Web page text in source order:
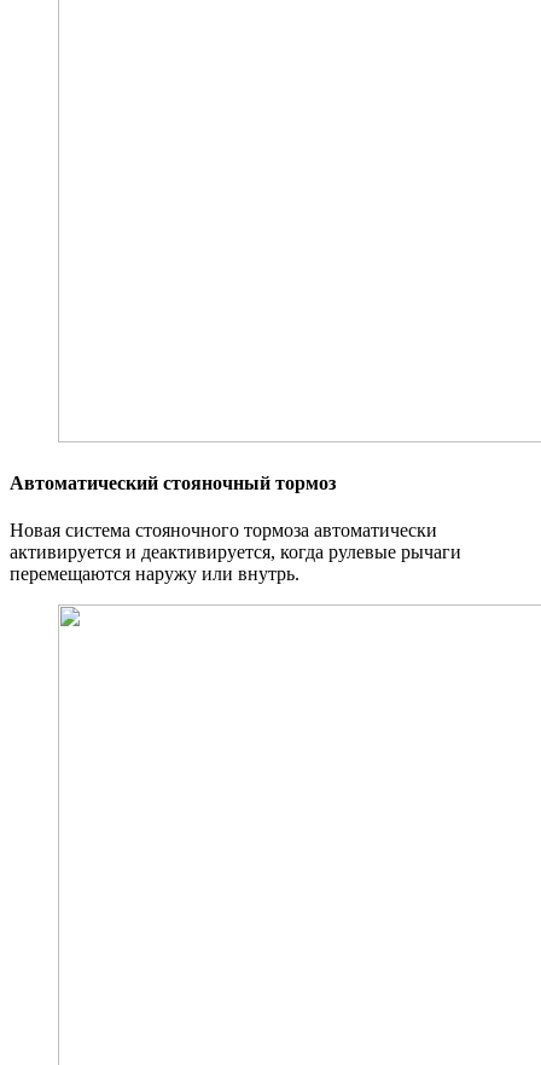
Автоматический стояночный тормоз
Новая система стояночного тормоза автоматически
активируется и деактивируется, когда рулевые рычаги
перемещаются наружу или внутрь.